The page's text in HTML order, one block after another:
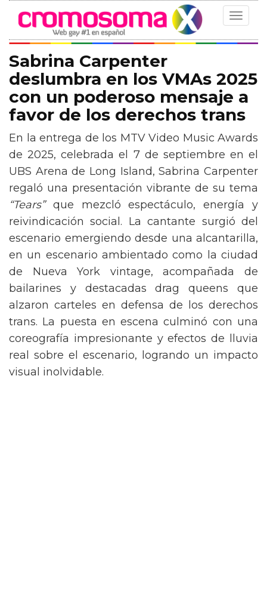
Toggle
Sabrina Carpenter
deslumbra en los VMAs 2025
con un poderoso mensaje a
favor de los derechos trans
En la entrega de los MTV Video Music Awards
de 2025, celebrada el 7 de septiembre en el
UBS Arena de Long Island, Sabrina Carpenter
regaló una presentación vibrante de su tema
“Tears”que mezcló espectáculo, energía y
reivindicación social. La cantante surgió del
escenario emergiendo desde una alcantarilla,
en un escenario ambientado como la ciudad
de Nueva York vintage, acompañada de
bailarines y destacadas drag queens que
alzaron carteles en defensa de los derechos
trans. La puesta en escena culminó con una
coreografía impresionante y efectos de lluvia
real sobre el escenario, logrando un impacto
visual inolvidable.